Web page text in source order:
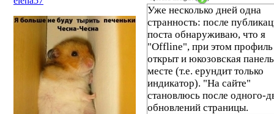
Уже несколько дней одна
странность: после
поста обнаруживаю, что я
"Offline", при этом профиль
открыт и юкозовская
месте (т.е. ерундит только
индикатор). "На сайте"
становлюсь после одного-
обновлений страницы.